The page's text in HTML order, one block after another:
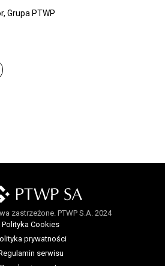
Grupa PTWP
zastrzeżone. PTWP S.A. 2024
Polityka Cookies
prywatności
serwisu